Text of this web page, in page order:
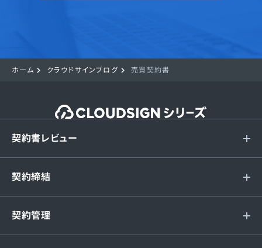
ホーム クラウドサインブログ 売買契約書
契約書レビュー
契約締結
契約管理